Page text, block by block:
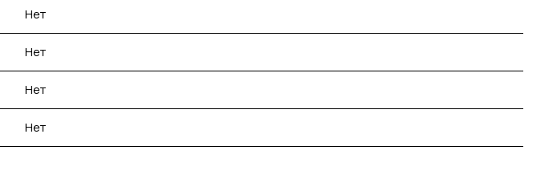
Нет
Нет
Нет
Нет